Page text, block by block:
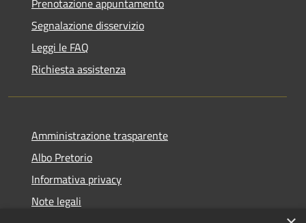
Prenotazione appuntamento
Segnalazione disservizio
Leggi le FAQ
Richiesta assistenza
Amministrazione trasparente
Albo Pretorio
Informativa privacy
Note legali